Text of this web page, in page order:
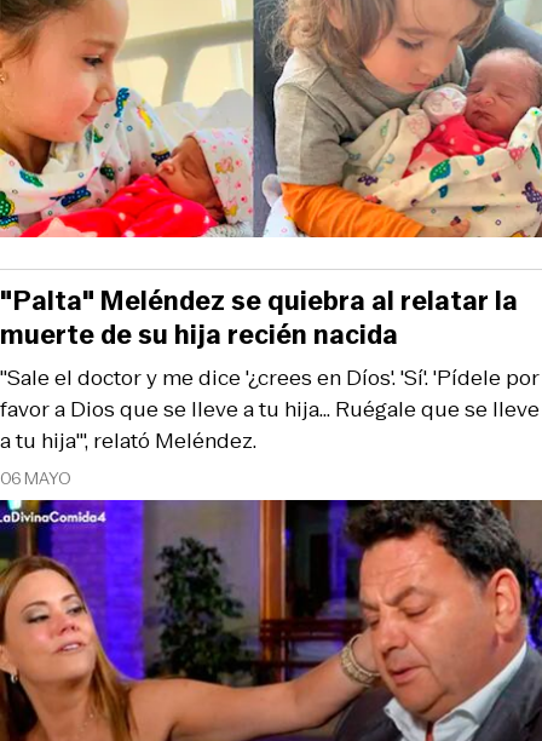
06 MAYO
"Sale el doctor y me dice '¿crees en Díos'. 'Sí'. 'Pídele por
favor a Dios que se lleve a tu hija... Ruégale que se lleve
a tu hija'", relató Meléndez.
"Palta" Meléndez se quiebra al relatar la
muerte de su hija recién nacida